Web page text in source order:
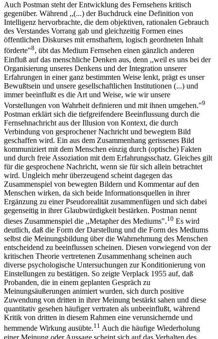
Auch Postman steht der Entwicklung des Fernsehens kritisch
gegenüber. Während ,,(...) der Buchdruck eine Definition von
Intelligenz hervorbrachte, die dem objektiven, rationalen Gebrauch
des Verstandes Vorrang gab und gleichzeitig Formen eines
öffentlichen Diskurses mit ernsthaftem, logisch geordneten Inhalt
förderte"8, übt das Medium Fernsehen einen gänzlich anderen
Einfluß auf das menschliche Denken aus, denn ,,weil es uns bei der
Organisierung unseres Denkens und der Integration unserer
Erfahrungen in einer ganz bestimmten Weise lenkt, prägt es unser
Bewußtsein und unsere gesellschaftlichen Institutionen (...) und
immer beeinflußt es die Art und Weise, wie wir unsere
Vorstellungen von Wahrheit definieren und mit ihnen umgehen."9
Postman erklärt sich die tiefgreifendere Beeinflussung durch die
Fernsehnachricht aus der Illusion von Kontext, die durch
Verbindung von gesprochener Nachricht und bewegtem Bild
geschaffen wird. Ein aus dem Zusammenhang gerissenes Bild
kommuniziert mit dem Menschen einzig durch (optische) Fakten
und durch freie Assoziation mit dem Erfahrungsschatz. Gleiches gilt
für die gesprochene Nachricht, wenn sie für sich allein betrachtet
wird. Ungleich mehr überzeugend scheint dagegen das
Zusammenspiel von bewegten Bildern und Kommentar auf den
Menschen wirken, da sich beide Informationsquellen in ihrer
Ergänzung zu einer Pseudorealität zusammenfügen und sich dabei
gegenseitig in ihrer Glaubwürdigkeit bestärken. Postman nennt
dieses Zusammenspiel die ,,Metapher des Mediums".10 Es wird
deutlich, daß die Form der Darstellung und die Form des Mediums
selbst die Meinungsbildung über die Wahrnehmung des Menschen
entscheidend zu beeinflussen scheinen. Diesen vorwiegend von der
kritischen Theorie vertretenen Zusammenhang scheinen auch
diverse psychologische Untersuchungen zur Konditionierung von
Einstellungen zu bestätigen. So zeigte Verplack 1955 auf, daß
Probanden, die in einem geplanten Gespräch zu
Meinungsäußerungen animiert wurden, sich durch positive
Zuwendung von dritten in ihrer Meinung bestärkt sahen und diese
quantitativ gesehen häufiger vertraten als unbeeinflußt, während
Kritik von dritten in diesem Rahmen eine verunsichernde und
hemmende Wirkung ausübte.11 Auch die häufige Wiederholung
einer Meinung oder Aussage scheint sich auf das Verhalten des